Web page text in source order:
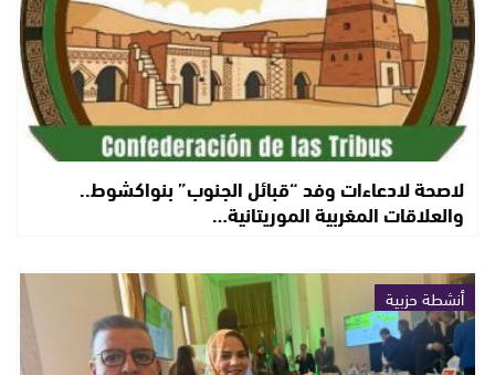
لاصحة لادعاءات وفد “قبائل الجنوب” بنواكشوط..
والعلاقات المغربية الموريتانية…
أنشطة حزبية